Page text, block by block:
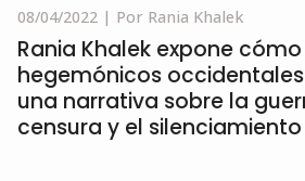
08/04/2022 | Por Rania Khalek
Rania Khalek expone
hegemónicos
una narrativa sobre la
censura y el silenciamiento